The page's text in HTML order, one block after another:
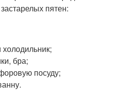
пятен:
бра;
посуду;